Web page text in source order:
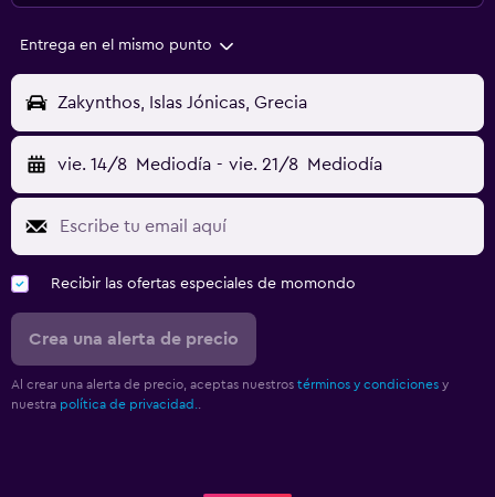
Entrega en el mismo punto
Zakynthos, Islas Jónicas, Grecia
vie. 14/8 Mediodía - vie. 21/8 Mediodía
Recibir las ofertas especiales de momondo
Crea una alerta de precio
Al crear una alerta de precio, aceptas nuestros términos y condiciones y
nuestra política de privacidad..